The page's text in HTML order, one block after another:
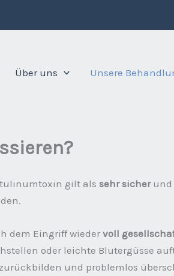
Über uns Unsere
gilt als sehr sicherund
dem Eingriff wieder voll
oder leichte Blutergüsse
und problemlos